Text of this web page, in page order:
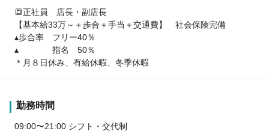
🔳正社員 店長・副店長
【基本給33万～＋歩合＋手当＋交通費】 社会保険完備
▴歩合率 フリー40％
▴ 指名 50％
＊月８日休み、有給休暇、冬季休暇
勤務時間
09:00〜21:00 シフト・交代制